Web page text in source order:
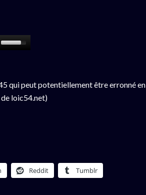
qui peut potentiellement être erronné en
de loic54.net)
Reddit Tumblr